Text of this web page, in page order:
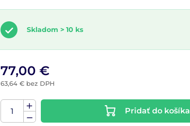
Skladom > 10 ks
77,00 €
63,64 € bez DPH
Pridať do košíka